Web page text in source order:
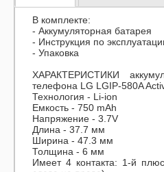
В комплекте:
- Аккумуляторная батарея
- Инструкция по
- Упаковка
ХАРАКТЕРИСТИКИ
телефона LG LGIP-580A
Технология - Li-ion
Емкость - 750 mAh
Напряжение - 3.7V
Длина - 37.7 мм
Ширина - 47.3 мм
Толщина - 6 мм
Имеет 4 контакта: 1-й